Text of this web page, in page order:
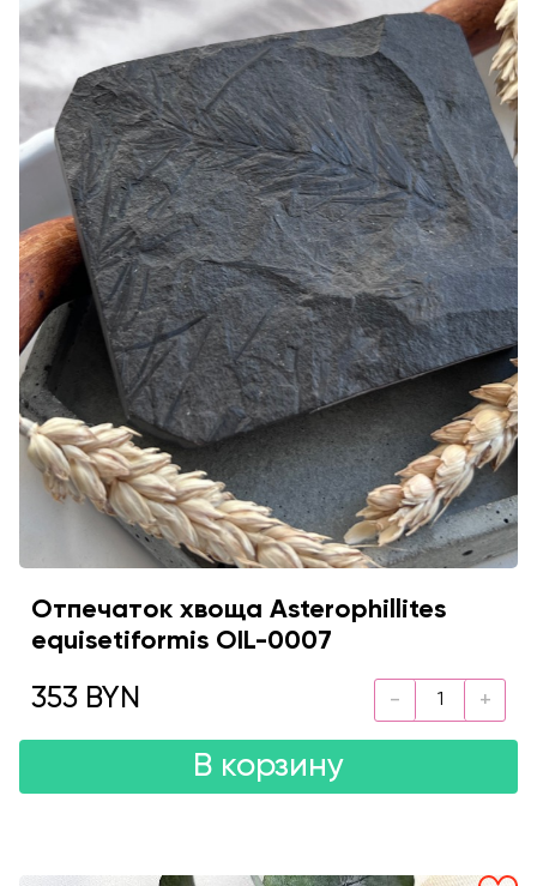
Отпечаток хвоща Asterophillites
equisetiformis OIL-0007
353 BYN
В корзину